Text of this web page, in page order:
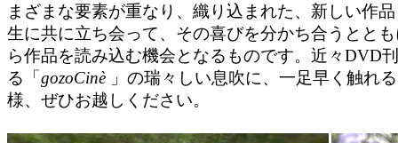
まざまな要素が重なり、織り込まれた、新しい作
生に共に立ち会って、その喜びを分かち合うとと
ら作品を読み込む機会となるものです。近々DVD
る「gozoCinè 」の瑞々しい息吹に、一足早く触れ
様、ぜひお越しください。